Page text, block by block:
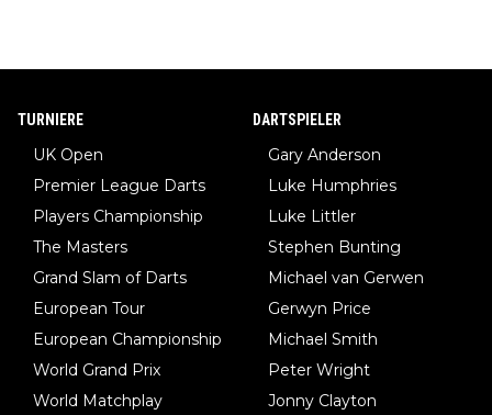
TURNIERE
UK Open
Premier League Darts
Players Championship
The Masters
Grand Slam of Darts
European Tour
European Championship
World Grand Prix
World Matchplay
DARTSPIELER
Gary Anderson
Luke Humphries
Luke Littler
Stephen Bunting
Michael van Gerwen
Gerwyn Price
Michael Smith
Peter Wright
Jonny Clayton